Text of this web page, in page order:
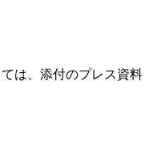
は、添付のプレス資料